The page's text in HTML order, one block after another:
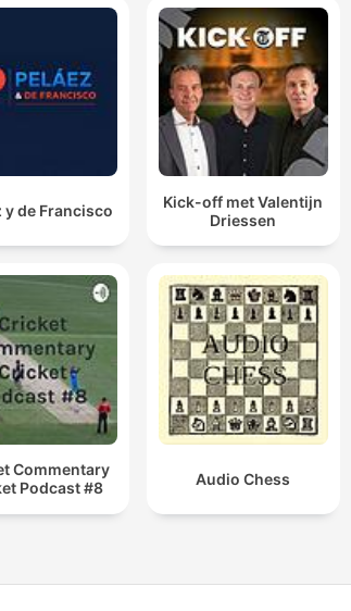
y de Francisco
Kick-off met Valentijn
Driessen
Commentary
Podcast #8
Audio Chess